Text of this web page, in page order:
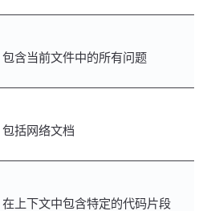
包含当前文件中的所有问题
包括网络文档
在上下文中包含特定的代码片段